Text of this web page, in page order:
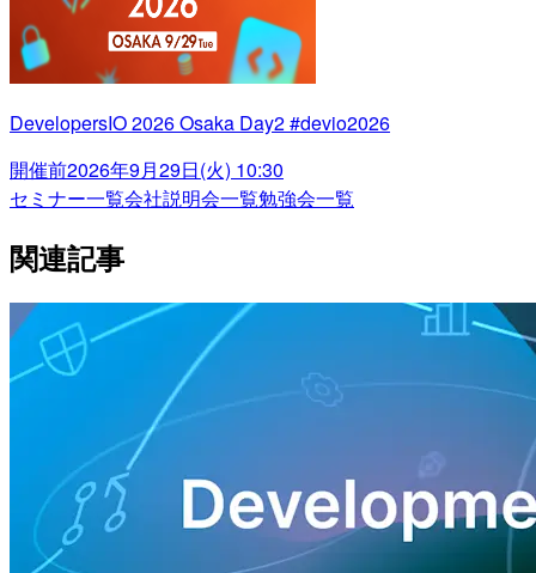
DevelopersIO 2026 Osaka Day2 #devio2026
開催前2026年9月29日(火) 10:30
セミナー一覧会社説明会一覧勉強会一覧
関連記事